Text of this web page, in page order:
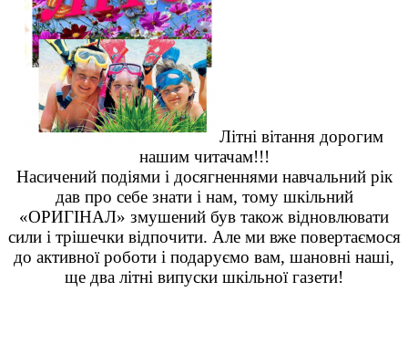
Літні вітання дорогим
нашим читачам!!!
Насичений подіями і досягненнями навчальний рік
дав про себе знати і нам, тому шкільний
«ОРИГІНАЛ» змушений був також відновлювати
сили і трішечки відпочити. Але ми вже повертаємося
до активної роботи і подаруємо вам, шановні наші,
ще два літні випуски шкільної газети!